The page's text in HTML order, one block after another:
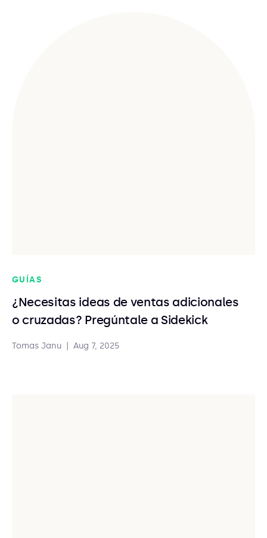
GUÍAS
¿Necesitas ideas de ventas adicionales
o cruzadas? Pregúntale a Sidekick
Tomas Janu Aug 7, 2025